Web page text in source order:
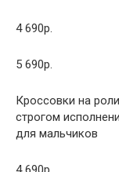
4 690р.
5 690р.
Кроссовки на
строгом
для мальчиков